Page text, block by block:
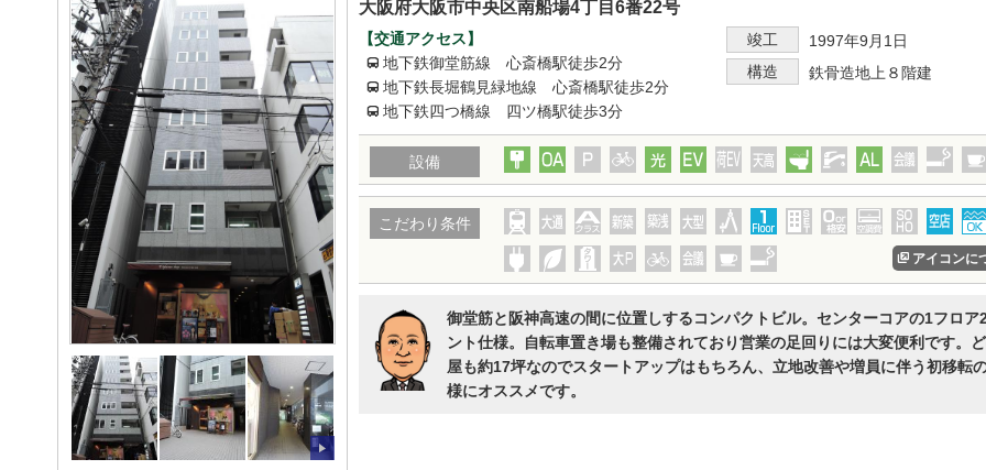
大阪府大阪市中央区南船場4丁目6番22号
【交通アクセス】
地下鉄御堂筋線 心斎橋駅徒歩2分
地下鉄長堀鶴見緑地線 心斎橋駅徒歩2分
地下鉄四つ橋線 四ツ橋駅徒歩3分
竣工
1997年9月1日
構造
鉄骨造地上８階建
設備
こだわり条件
アイコンに
御堂筋と阪神高速の間に位置しするコンパクトビル。センターコアの1フロア
ント仕様。自転車置き場も整備されており営業の足回りには大変便利です。
屋も約17坪なのでスタートアップはもちろん、立地改善や増員に伴う初移転
様にオススメです。